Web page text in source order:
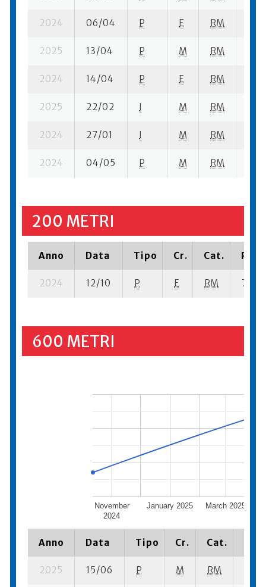
2024 06/04 P E RM
2025 13/04 P M RM
2024 14/04 P E RM
2025 22/02 I M RM
2024 27/01 I M RM
2024 04/05 P M RM
200 METRI
Anno Data Tipo Cr. Cat.
2024 12/10 P E RM 7 se-
600 METRI
November
2024
January 2025 March 2025
Anno Data Tipo Cr. Cat.
2025 15/06 P M RM